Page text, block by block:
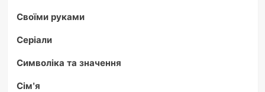
Своїми руками
Серіали
Символіка та значення
Сім'я